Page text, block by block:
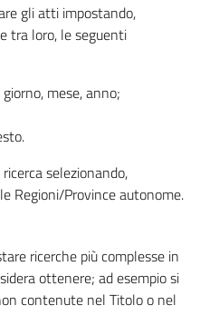
gli atti impostando,
tra loro, le seguenti
mese, anno;
selezionando,
Regioni/Province autonome.
ricerche più complesse in
ottenere; ad esempio si
contenute nel Titolo o nel